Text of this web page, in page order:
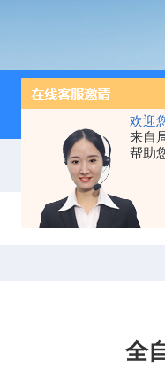
欢迎
来自
帮助
当前位置：
全